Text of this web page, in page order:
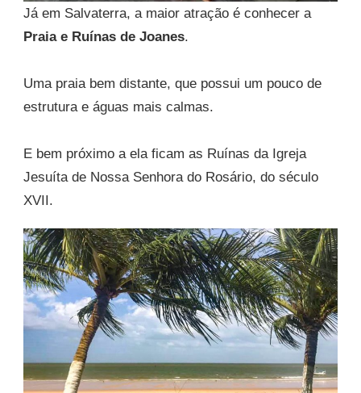
Já em Salvaterra, a maior atração é conhecer a
Praia e Ruínas de Joanes.
Uma praia bem distante, que possui um pouco de
estrutura e águas mais calmas.
E bem próximo a ela ficam as Ruínas da Igreja
Jesuíta de Nossa Senhora do Rosário, do século
XVII.